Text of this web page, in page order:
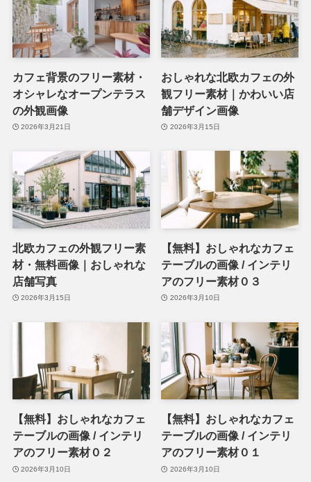
カフェ背景のフリー素材・
オシャレなオープンテラス
の外観画像
2026年3月21日
おしゃれな北欧カフェの外
観フリー素材｜かわいい店
舗デザイン画像
2026年3月15日
北欧カフェの外観フリー素
材・無料画像｜おしゃれな
店舗写真
2026年3月15日
【無料】おしゃれなカフェ
テーブルの画像 / インテリ
アのフリー素材０３
2026年3月10日
【無料】おしゃれなカフェ
テーブルの画像 / インテリ
アのフリー素材０２
2026年3月10日
【無料】おしゃれなカフェ
テーブルの画像 / インテリ
アのフリー素材０１
2026年3月10日